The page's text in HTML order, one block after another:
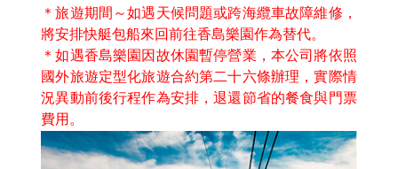
＊旅遊期間～如遇天候問題或跨海纜車故障維修，
將安排快艇包船來回前往香島樂園作為替代。
＊如遇香島樂園因故休園暫停營業，本公司將依照
國外旅遊定型化旅遊合約第二十六條辦理，實際情
況異動前後行程作為安排，退還節省的餐食與門票
費用。